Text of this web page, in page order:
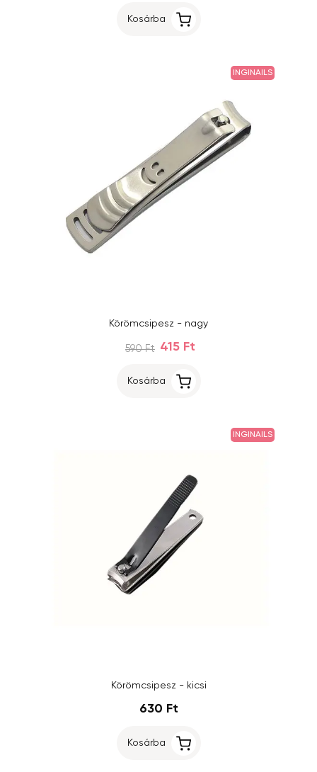
Kosárba
INGINAILS
Körömcsipesz - nagy
590 Ft 415 Ft
Kosárba
INGINAILS
Körömcsipesz - kicsi
630 Ft
Kosárba